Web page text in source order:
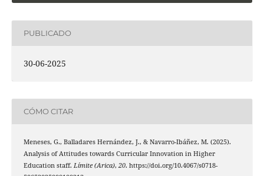
PUBLICADO
30-06-2025
CÓMO CITAR
Meneses, G., Balladares Hernández, J., & Navarro-Ibáñez, M. (2025).
Analysis of Attitudes towards Curricular Innovation in Higher
Education staff. Límite (Arica), 20. https://doi.org/10.4067/s0718-